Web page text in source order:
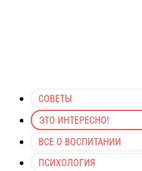
СОВЕТЫ
ЭТО ИНТЕРЕСНО!
ВСЕ О ВОСПИТАНИИ
ПСИХОЛОГИЯ